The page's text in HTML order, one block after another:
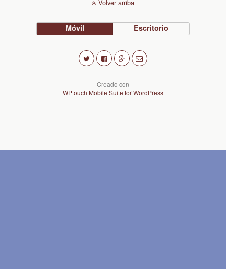
Volver arriba
Móvil Escritorio
Creado con
WPtouch Mobile Suite for WordPress